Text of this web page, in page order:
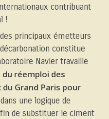
contribuant
!
principaux émetteurs
constitue
Navier travaille
réemploi des
Grand Paris pour
une logique de
de substituer le ciment